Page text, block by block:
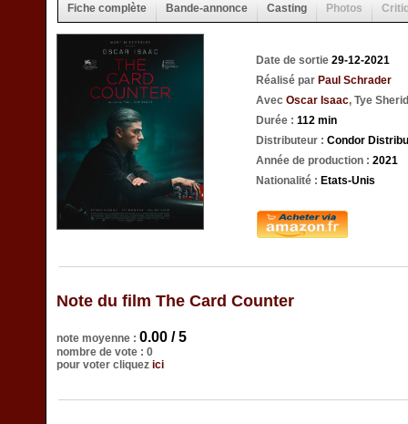
Fiche complète Bande-annonce Casting Photos
Date de sortie 29-12-2021
Réalisé par Paul Schrader
Avec Oscar Isaac, Tye
Durée : 112 min
Distributeur : Condor
Année de production : 2021
Nationalité : Etats-Unis
Note du film The Card Counter
note moyenne : 0.00 / 5
nombre de vote : 0
pour voter cliquez ici